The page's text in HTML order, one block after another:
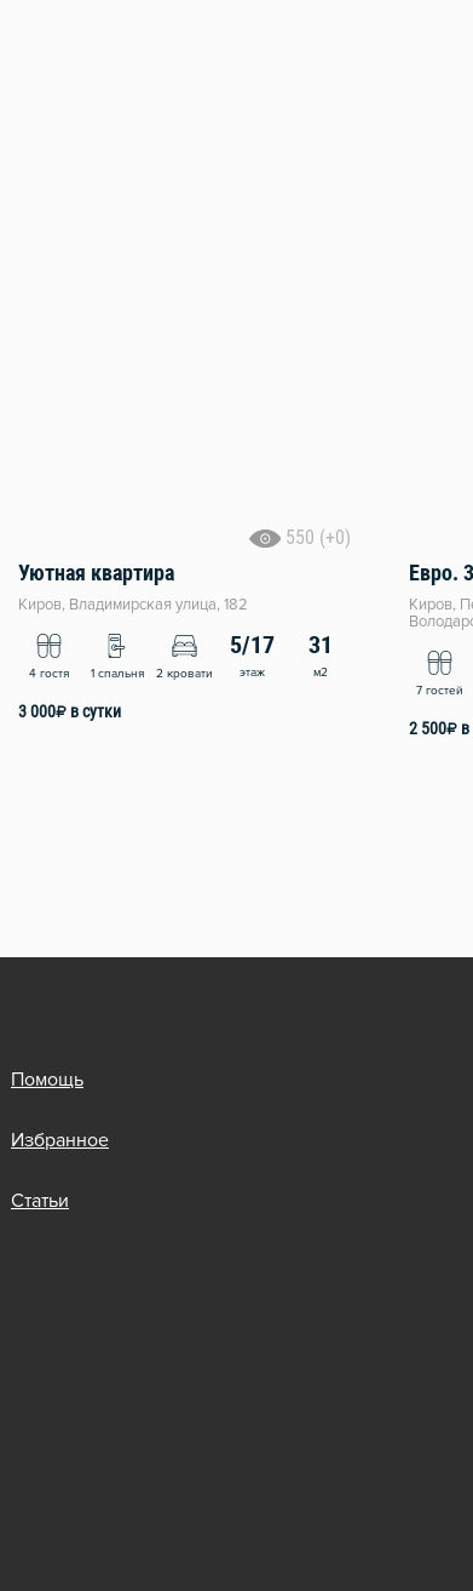
550 (+0)
Уютная квартира
Киров, Владимирская улица, 182
4 гостя 1 спальня 2 кровати
5/17
этаж
31
м2
3 000₽ в сутки
Киров,
7 гостей
2 500₽ в
Помощь
Избранное
Статьи